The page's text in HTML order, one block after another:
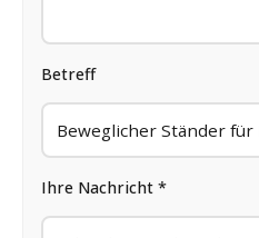
Betreff
Ihre Nachricht *